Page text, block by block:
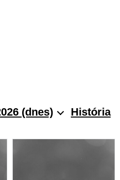
(dnes)
História